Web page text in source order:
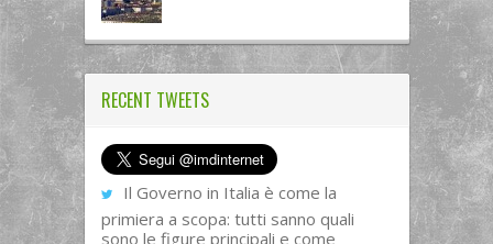
RECENT TWEETS
Il Governo in Italia è come la
primiera a scopa: tutti sanno quali
sono le figure principali e come